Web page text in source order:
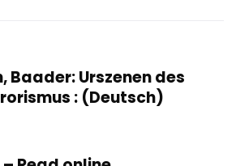
Baader: Urszenen des
: (Deutsch)